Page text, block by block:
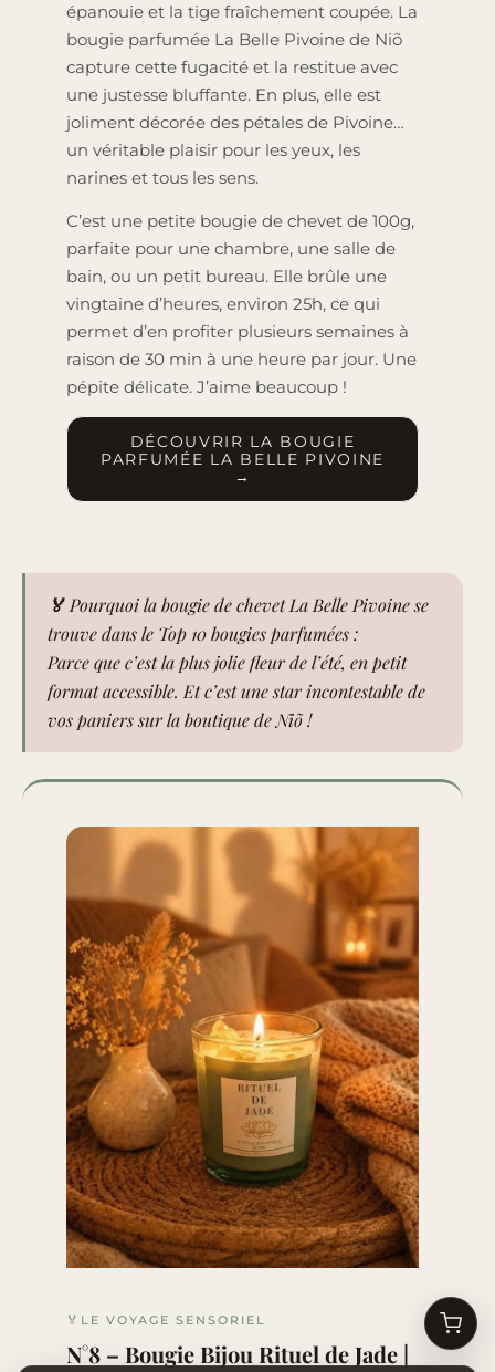
épanouie et la tige fraîchement coupée. La
bougie parfumée La Belle Pivoine de Niõ
capture cette fugacité et la restitue avec
une justesse bluffante. En plus, elle est
joliment décorée des pétales de Pivoine…
un véritable plaisir pour les yeux, les
narines et tous les sens.
C’est une petite bougie de chevet de 100g,
parfaite pour une chambre, une salle de
bain, ou un petit bureau. Elle brûle une
vingtaine d’heures, environ 25h, ce qui
permet d’en profiter plusieurs semaines à
raison de 30 min à une heure par jour. Une
pépite délicate. J’aime beaucoup !
DÉCOUVRIR LA BOUGIE
PARFUMÉE LA BELLE PIVOINE
→
🏅 Pourquoi la bougie de chevet La Belle Pivoine se
trouve dans le Top 10 bougies parfumées :
Parce que c’est la plus jolie fleur de l’été, en petit
format accessible. Et c’est une star incontestable de
vos paniers sur la boutique de Niõ !
🏅LE VOYAGE SENSORIEL
N°8 – Bougie Bijou Rituel de Jade |